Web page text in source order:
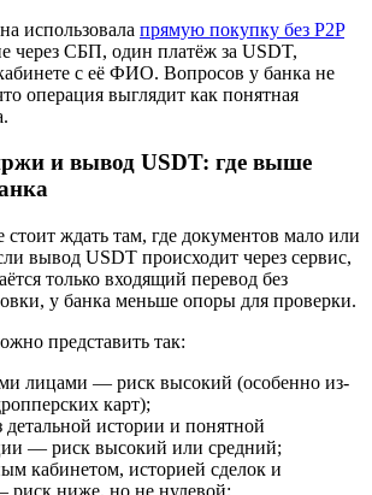
использовала прямую покупку без P2P
через СБП, один платёж за USDT,
с её ФИО. Вопросов у банка не
операция выглядит как понятная
и вывод USDT: где выше
стоит ждать там, где документов мало или
вывод USDT происходит через сервис,
только входящий перевод без
у банка меньше опоры для проверки.
представить так:
лицами — риск высокий (особенно из-
карт);
детальной истории и понятной
— риск высокий или средний;
кабинетом, историей сделок и
ниже, но не нулевой;